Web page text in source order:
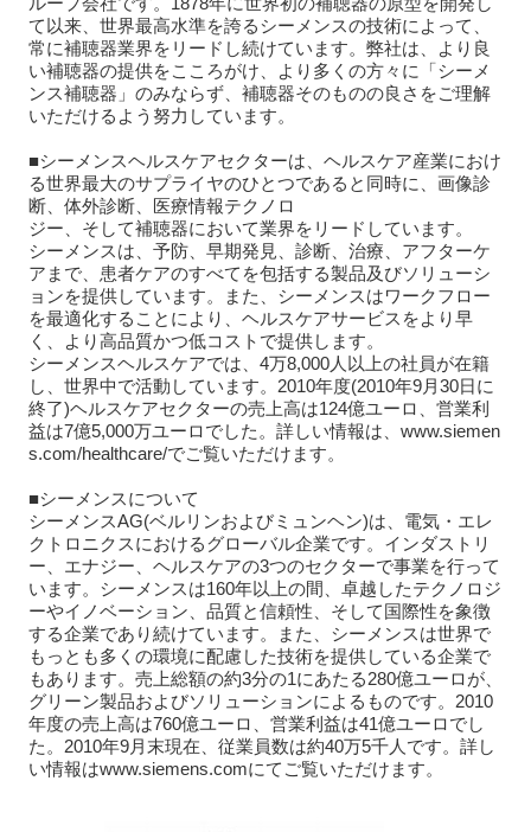
て以来、世界最高水準を誇るシーメンスの技術によって、
常に補聴器業界をリードし続けています。弊社は、より良
い補聴器の提供をこころがけ、より多くの方々に「シーメ
ンス補聴器」のみならず、補聴器そのものの良さをご理解
いただけるよう努力しています。
■シーメンスヘルスケアセクターは、ヘルスケア産業におけ
る世界最大のサプライヤのひとつであると同時に、画像診
断、体外診断、医療情報テクノロ
ジー、そして補聴器において業界をリードしています。
シーメンスは、予防、早期発見、診断、治療、アフターケ
アまで、患者ケアのすべてを包括する製品及びソリューシ
ョンを提供しています。また、シーメンスはワークフロー
を最適化することにより、ヘルスケアサービスをより早
く、より高品質かつ低コストで提供します。
シーメンスヘルスケアでは、4万8,000人以上の社員が在籍
し、世界中で活動しています。2010年度(2010年9月30日に
終了)ヘルスケアセクターの売上高は124億ユーロ、営業利
益は7億5,000万ユーロでした。詳しい情報は、www.siemen
s.com/healthcare/でご覧いただけます。
■シーメンスについて
シーメンスAG(ベルリンおよびミュンヘン)は、電気・エレ
クトロニクスにおけるグローバル企業です。インダストリ
ー、エナジー、ヘルスケアの3つのセクターで事業を行って
います。シーメンスは160年以上の間、卓越したテクノロジ
ーやイノベーション、品質と信頼性、そして国際性を象徴
する企業であり続けています。また、シーメンスは世界で
もっとも多くの環境に配慮した技術を提供している企業で
もあります。売上総額の約3分の1にあたる280億ユーロが、
グリーン製品およびソリューションによるものです。2010
年度の売上高は760億ユーロ、営業利益は41億ユーロでし
た。2010年9月末現在、従業員数は約40万5千人です。詳し
い情報はwww.siemens.comにてご覧いただけます。